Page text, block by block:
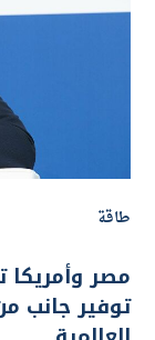
طاقة
مصر
توفير جانب